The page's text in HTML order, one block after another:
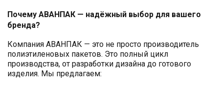
Почему АВАНПАК — надёжный выбор для вашего
бренда?
Компания АВАНПАК — это не просто производитель
полиэтиленовых пакетов. Это полный цикл
производства, от разработки дизайна до готового
изделия. Мы предлагаем: